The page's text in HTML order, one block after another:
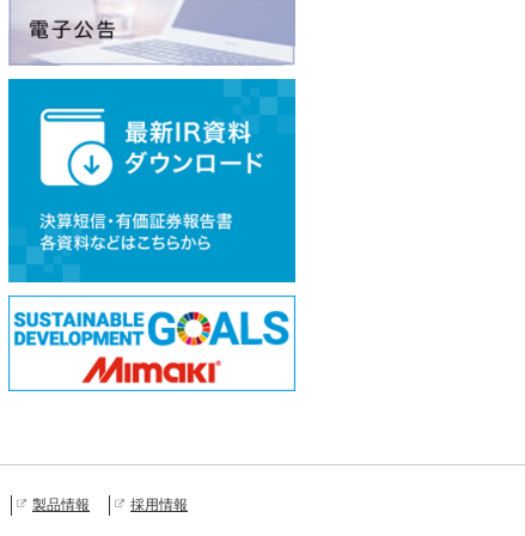
製品情報 採用情報